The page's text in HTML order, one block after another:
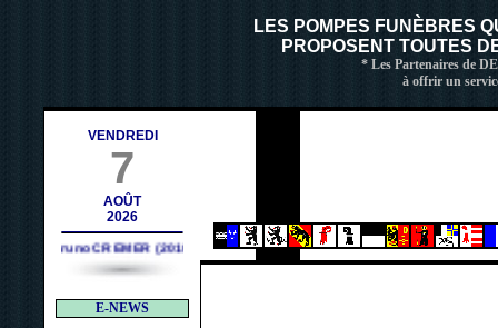
LES POMPES FUNÈBRES
PROPOSENT TOUTES
* Les Partenaires de
à offrir un
VENDREDI
7
AOÛT
2026
Bruno CREMER (2010)
E-NEWS